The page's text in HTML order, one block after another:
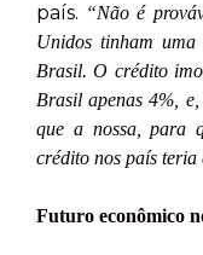
país. “Não é
Unidos tinham
Brasil. O crédito
Brasil apenas 4%,
que a nossa, para
crédito nos país teria
Futuro econômico